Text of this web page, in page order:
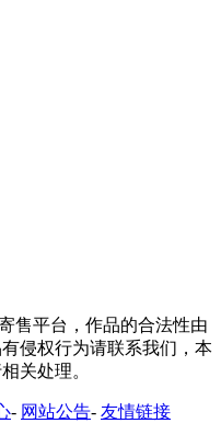
售平台，作品的合法性由
侵权行为请联系我们，本
关处理。
- 网站公告- 友情链接